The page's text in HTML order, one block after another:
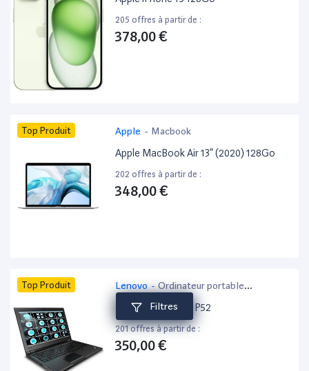
Filtres
205 offres à partir de :
378,00 €
Top Produit Apple - Macbook
Apple MacBook Air 13” (2020) 128Go
202 offres à partir de :
348,00 €
Top Produit Lenovo- Ordinateur portable
bureautique
Lenovo ThinkPad P52
201 offres à partir de :
350,00 €